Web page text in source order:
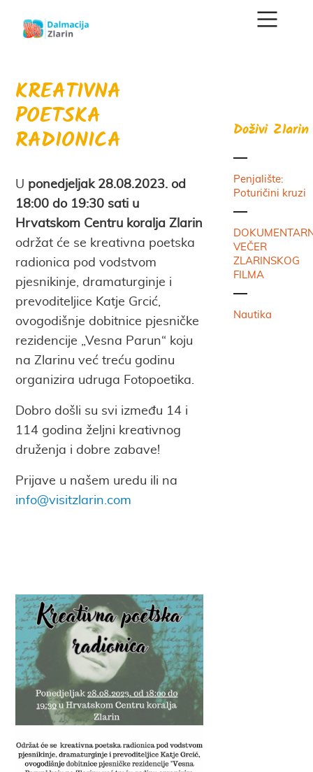
KREATIVNA
POETSKA
RADIONICA
U ponedjeljak 28.08.2023. od
18:00 do 19:30 sati u
Hrvatskom Centru koralja Zlarin
održat će se kreativna poetska
radionica pod vodstvom
pjesnikinje, dramaturginje i
prevoditeljice Katje Grcić,
ovogodišnje dobitnice pjesničke
rezidencije „Vesna Parun“ koju
na Zlarinu već treću godinu
organizira udruga Fotopoetika.
Dobro došli su svi između 14 i
114 godina željni kreativnog
druženja i dobre zabave!
Prijave u našem uredu ili na
info@visitzlarin.com
Doživi Zlarin
Penjalište:
Poturičini kruzi
VEČER
ZLARINSKOG
FILMA
Nautika